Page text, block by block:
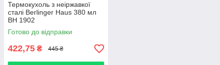
Термокухоль з неіржавкої
сталі Berlinger Haus 380 мл
BH 1902
Готово до відправки
422,75 ₴ 445 ₴